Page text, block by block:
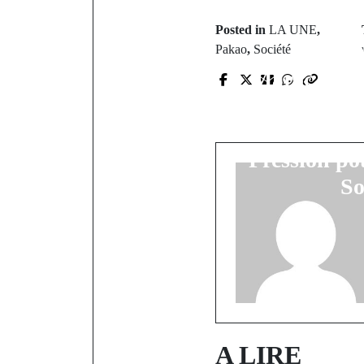
Posted in LA UNE,
Pakao, Société
Maroc :
Pression
A LIRE